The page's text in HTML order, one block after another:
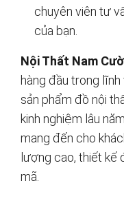
chuyên viên tư
của bạn.
Nội Thất Nam
hàng đầu trong
sản phẩm đồ nội
kinh nghiệm lâu
mang đến cho
lượng cao, thiết kế
mã.